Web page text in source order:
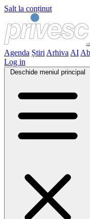
Salt la conținut
Agenda Știri Arhiva AI
Log in
Deschide meniul principal